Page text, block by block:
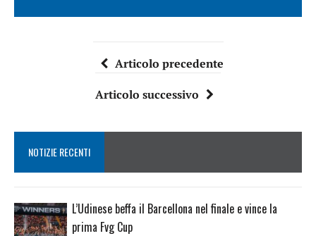
Articolo precedente
Articolo successivo
NOTIZIE RECENTI
L’Udinese beffa il Barcellona nel finale e vince la
prima Fvg Cup